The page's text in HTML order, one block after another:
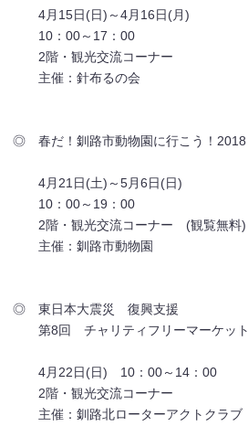
4月15日(日)～4月16日(月)
10：00～17：00
2階・観光交流コーナー
主催：針布るの会
◎ 春だ！釧路市動物園に行こう！2018
4月21日(土)～5月6日(日)
10：00～19：00
2階・観光交流コーナー (観覧無料)
主催：釧路市動物園
◎ 東日本大震災 復興支援
第8回 チャリティフリーマーケット
4月22日(日) 10：00～14：00
2階・観光交流コーナー
主催：釧路北ローターアクトクラブ